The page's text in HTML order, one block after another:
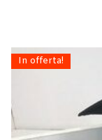
In offerta!